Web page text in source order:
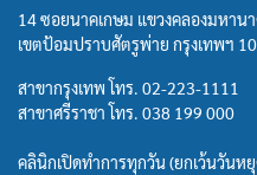
14 ซอยนาคเกษม แขวงคลองมหาน
เขตป้อมปราบศัตรูพ่าย กรุงเทพฯ
สาขากรุงเทพ โทร. 02-223-1111
สาขาศรีราชา โทร. 038 199 000
คลินิกเปิดทำการทุกวัน (ยกเว้นวันห